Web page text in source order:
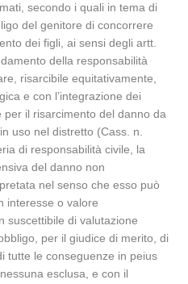
secondo i quali in tema di
del genitore di concorrere
dei figli, ai sensi degli artt.
della responsabilità
risarcibile equitativamente,
e con l’integrazione dei
il risarcimento del danno da
uso nel distretto (Cass. n.
di responsabilità civile, la
del danno non
nel senso che esso può
interesse o valore
suscettibile di valutazione
per il giudice di merito, di
tutte le conseguenze in peius
esclusa, e con il